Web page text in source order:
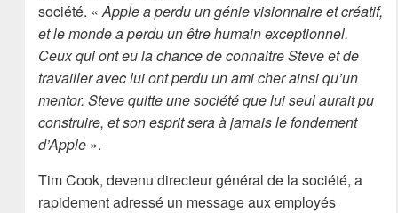
société. «Apple a perdu un génie visionnaire et créatif,
et le monde a perdu un être humain exceptionnel.
Ceux qui ont eu la chance de connaitre Steve et de
travailler avec lui ont perdu un ami cher ainsi qu’un
mentor. Steve quitte une société que lui seul aurait pu
construire, et son esprit sera à jamais le fondement
d’Apple».
Tim Cook, devenu directeur général de la société, a
rapidement adressé un message aux employés